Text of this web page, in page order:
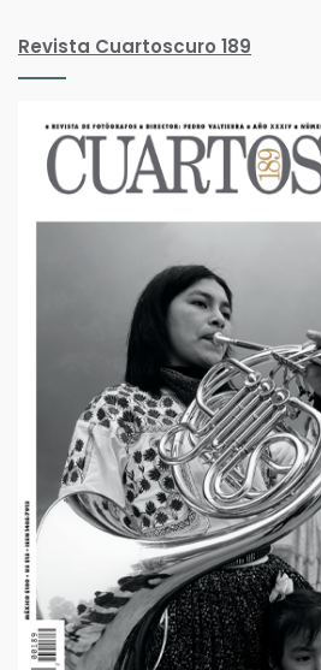
Revista Cuartoscuro 189